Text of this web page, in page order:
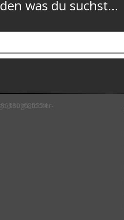
was du suchst...